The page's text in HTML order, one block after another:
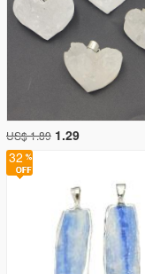
US$ 1.89 1.29
32